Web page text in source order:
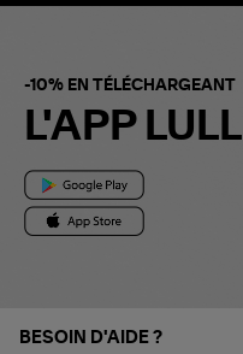
-10% EN TÉLÉCHARGEANT
L'APP LULLI
BESOIN D'AIDE ?